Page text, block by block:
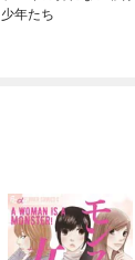
少年たち